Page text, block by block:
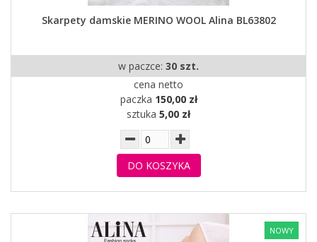
Skarpety damskie MERINO WOOL Alina BL63802
w paczce: 30 szt.
cena netto
paczka 150,00 zł
sztuka 5,00 zł
DO KOSZYKA
NOWY